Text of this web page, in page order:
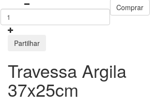
Comprar
Partilhar
Travessa Argila
37x25cm